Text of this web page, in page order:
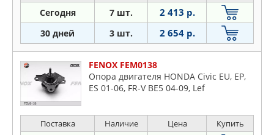
Сегодня 7 шт. 2 413 р.
30 дней 3 шт. 2 654 р.
FENOX FEM0138
Опора двигателя HONDA Civic EU, EP,
ES 01-06, FR-V BE5 04-09, Lef
Поставка Наличие Цена Купить